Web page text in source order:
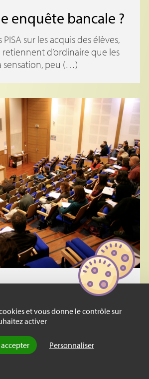
et vous donne le contrôle sur
activer
Personnaliser
enquête bancale ?
sur les acquis des élèves,
retiennent d’ordinaire que les
sensation, peu (…)
dans le monde
: un essai
: éthique de la